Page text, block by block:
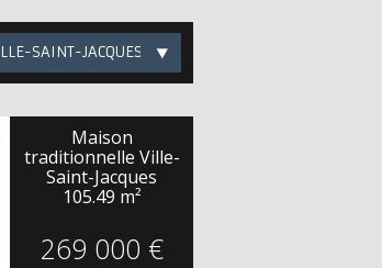
SAINT-JACQUES
Maison
traditionnelle Ville-
Saint-Jacques
105.49 m²
269 000 €